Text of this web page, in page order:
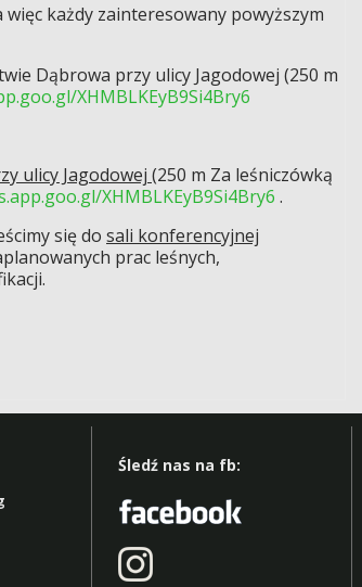
każdy zainteresowany powyższym
Dąbrowa przy ulicy Jagodowej (250 m
XHMBLKEyB9Si4Bry6
ulicy Jagodowej (250 m Za leśniczówką
XHMBLKEyB9Si4Bry6 .
się do sali konferencyjnej
prac leśnych,
Śledź nas na fb: